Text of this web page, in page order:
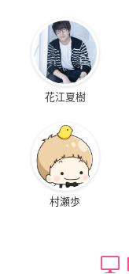
花江夏樹
村瀬歩